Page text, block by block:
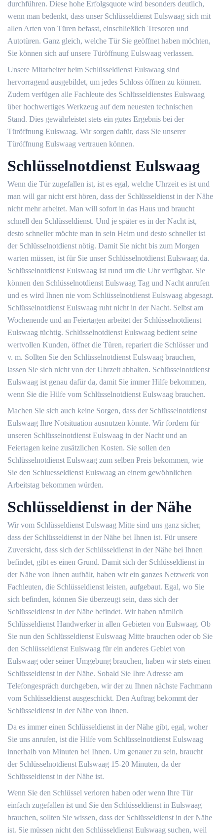
durchführen. Diese hohe Erfolgsquote wird besonders deutlich,
wenn man bedenkt, dass unser Schlüsseldienst Eulswaag sich mit
allen Arten von Türen befasst, einschließlich Tresoren und
Autotüren. Ganz gleich, welche Tür Sie geöffnet haben möchten,
Sie können sich auf unsere Türöffnung Eulswaag verlassen.
Unsere Mitarbeiter beim Schlüsseldienst Eulswaag sind
hervorragend ausgebildet, um jedes Schloss öffnen zu können.
Zudem verfügen alle Fachleute des Schlüsseldienstes Eulswaag
über hochwertiges Werkzeug auf dem neuesten technischen
Stand. Dies gewährleistet stets ein gutes Ergebnis bei der
Türöffnung Eulswaag. Wir sorgen dafür, dass Sie unserer
Türöffnung Eulswaag vertrauen können.
Schlüsselnotdienst Eulswaag
Wenn die Tür zugefallen ist, ist es egal, welche Uhrzeit es ist und
man will gar nicht erst hören, dass der Schlüsseldienst in der Nähe
nicht mehr arbeitet. Man will sofort in das Haus und braucht
schnell den Schlüsseldienst. Und je später es in der Nacht ist,
desto schneller möchte man in sein Heim und desto schneller ist
der Schlüsselnotdienst nötig. Damit Sie nicht bis zum Morgen
warten müssen, ist für Sie unser Schlüsselnotdienst Eulswaag da.
Schlüsselnotdienst Eulswaag ist rund um die Uhr verfügbar. Sie
können den Schlüsselnotdienst Eulswaag Tag und Nacht anrufen
und es wird Ihnen nie vom Schlüsselnotdienst Eulswaag abgesagt.
Schlüsselnotdienst Eulswaag ruht nicht in der Nacht. Selbst am
Wochenende und an Feiertagen arbeitet der Schlüsselnotdienst
Eulswaag tüchtig. Schlüsselnotdienst Eulswaag bedient seine
wertvollen Kunden, öffnet die Türen, repariert die Schlösser und
v. m. Sollten Sie den Schlüsselnotdienst Eulswaag brauchen,
lassen Sie sich nicht von der Uhrzeit abhalten. Schlüsselnotdienst
Eulswaag ist genau dafür da, damit Sie immer Hilfe bekommen,
wenn Sie die Hilfe vom Schlüsselnotdienst Eulswaag brauchen.
Machen Sie sich auch keine Sorgen, dass der Schlüsselnotdienst
Eulswaag Ihre Notsituation ausnutzen könnte. Wir fordern für
unseren Schlüsselnotdienst Eulswaag in der Nacht und an
Feiertagen keine zusätzlichen Kosten. Sie sollen den
Schlüsselnotdienst Eulswaag zum selben Preis bekommen, wie
Sie den Schluesseldienst Eulswaag an einem gewöhnlichen
Arbeitstag bekommen würden.
Schlüsseldienst in der Nähe
Wir vom Schlüsseldienst Eulswaag Mitte sind uns ganz sicher,
dass der Schlüsseldienst in der Nähe bei Ihnen ist. Für unsere
Zuversicht, dass sich der Schlüsseldienst in der Nähe bei Ihnen
befindet, gibt es einen Grund. Damit sich der Schlüsseldienst in
der Nähe von Ihnen aufhält, haben wir ein ganzes Netzwerk von
Fachleuten, die Schlüsseldienst leisten, aufgebaut. Egal, wo Sie
sich befinden, können Sie überzeugt sein, dass sich der
Schlüsseldienst in der Nähe befindet. Wir haben nämlich
Schlüsseldienst Handwerker in allen Gebieten von Eulswaag. Ob
Sie nun den Schlüsseldienst Eulswaag Mitte brauchen oder ob Sie
den Schlüsseldienst Eulswaag für ein anderes Gebiet von
Eulswaag oder seiner Umgebung brauchen, haben wir stets einen
Schlüsseldienst in der Nähe. Sobald Sie Ihre Adresse am
Telefongespräch durchgeben, wir der zu Ihnen nächste Fachmann
vom Schlüsseldienst ausgeschickt. Den Auftrag bekommt der
Schlüsseldienst in der Nähe von Ihnen.
Da es immer einen Schlüsseldienst in der Nähe gibt, egal, woher
Sie uns anrufen, ist die Hilfe vom Schlüsselnotdienst Eulswaag
innerhalb von Minuten bei Ihnen. Um genauer zu sein, braucht
der Schlüsselnotdienst Eulswaag 15-20 Minuten, da der
Schlüsseldienst in der Nähe ist.
Wenn Sie den Schlüssel verloren haben oder wenn Ihre Tür
einfach zugefallen ist und Sie den Schlüsseldienst in Eulswaag
brauchen, sollten Sie wissen, dass der Schlüsseldienst in der Nähe
ist. Sie müssen nicht den Schlüsseldienst Eulswaag suchen, weil